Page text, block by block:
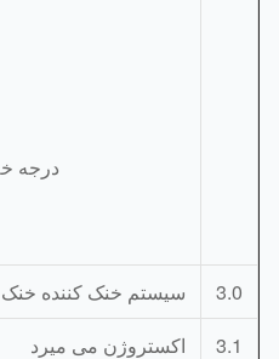
درجه خلاء: حداکثر -
سیستم خنک کننده خنک
اکستروژن می میرد